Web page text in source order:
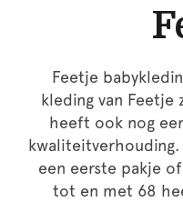
Feetje
kleding van
heeft ook nog
een eerste pakje
tot en met 68